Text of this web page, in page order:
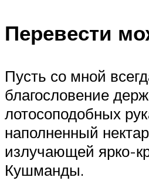
Перевести
Пусть со мной
благословение
лотосоподобных
наполненный
излучающей ярко-
Кушманды.